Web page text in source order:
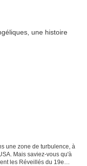
une zone de turbulence, à
Mais saviez-vous qu'à
les Réveillés du 19e